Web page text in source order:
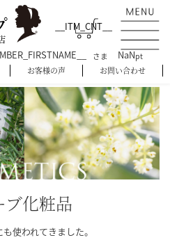
__ITM_CNT__
さま NaNpt
お客様の声 お問い合わせ
ブ化粧品
使われてきました。